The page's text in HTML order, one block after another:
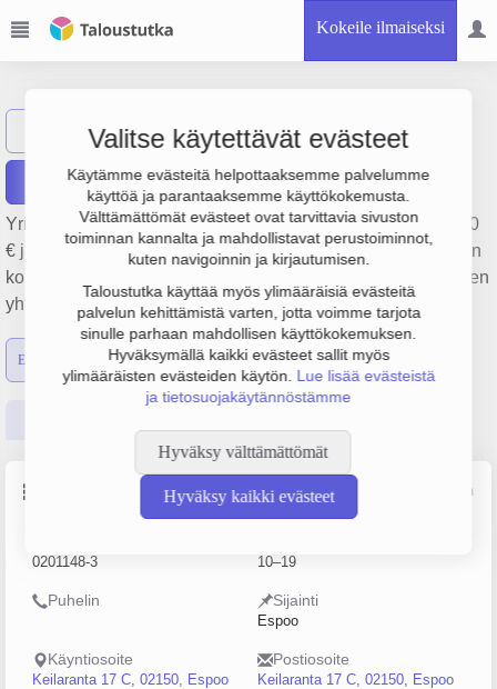
Kokeile ilmaiseksi
Valitse käytettävät evästeet
Käytämme evästeitä helpottaaksemme palvelumme
käyttöä ja parantaaksemme käyttökokemusta.
Välttämättömät evästeet ovat tarvittavia sivuston
toiminnan kannalta ja mahdollistavat perustoiminnot,
kuten navigoinnin ja kirjautumisen.
Taloustutka käyttää myös ylimääräisiä evästeitä
palvelun kehittämistä varten, jotta voimme tarjota
sinulle parhaan mahdollisen käyttökokemuksen.
Hyväksymällä kaikki evästeet sallit myös
ylimääräisten evästeiden käytön. Lue lisää evästeistä
ja tietosuojakäytännöstämme
Hyväksy välttämättömät
Hyväksy kaikki evästeet
Näytä haku MPS-Yhtiöt Oy
Raportit
Yrityksen MPS-Yhtiöt Oy liikevaihto on 3 milj. €, tulos 73 000
€ ja henkilöstömäärä 12. Sen päätoimiala on Liikkeenjohdon
konsultointi, perustamisvuosi 1978 ja sijainti Espoo. Yrityksen
yhtiömuoto Osakeyhtiö (OY).
Emon luvut Konsernin luvut
Lähde: YTJ, PRH, Traficom
0201148-3 10–19
Puhelin Sijainti
Espoo
Käyntiosoite
Keilaranta 17 C, 02150, Espoo
Postiosoite
Keilaranta 17 C, 02150, Espoo